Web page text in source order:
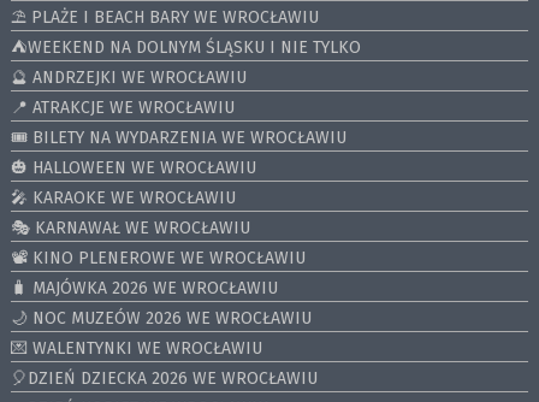
⛱️ PLAŻE I BEACH BARY WE WROCŁAWIU
⛺️WEEKEND NA DOLNYM ŚLĄSKU I NIE TYLKO
🔮 ANDRZEJKI WE WROCŁAWIU
📍 ATRAKCJE WE WROCŁAWIU
🎟️ BILETY NA WYDARZENIA WE WROCŁAWIU
🎃 HALLOWEEN WE WROCŁAWIU
🎤 KARAOKE WE WROCŁAWIU
🎭 KARNAWAŁ WE WROCŁAWIU
📽️ KINO PLENEROWE WE WROCŁAWIU
🧳 MAJÓWKA 2026 WE WROCŁAWIU
🌙 NOC MUZEÓW 2026 WE WROCŁAWIU
💌 WALENTYNKI WE WROCŁAWIU
🎈DZIEŃ DZIECKA 2026 WE WROCŁAWIU